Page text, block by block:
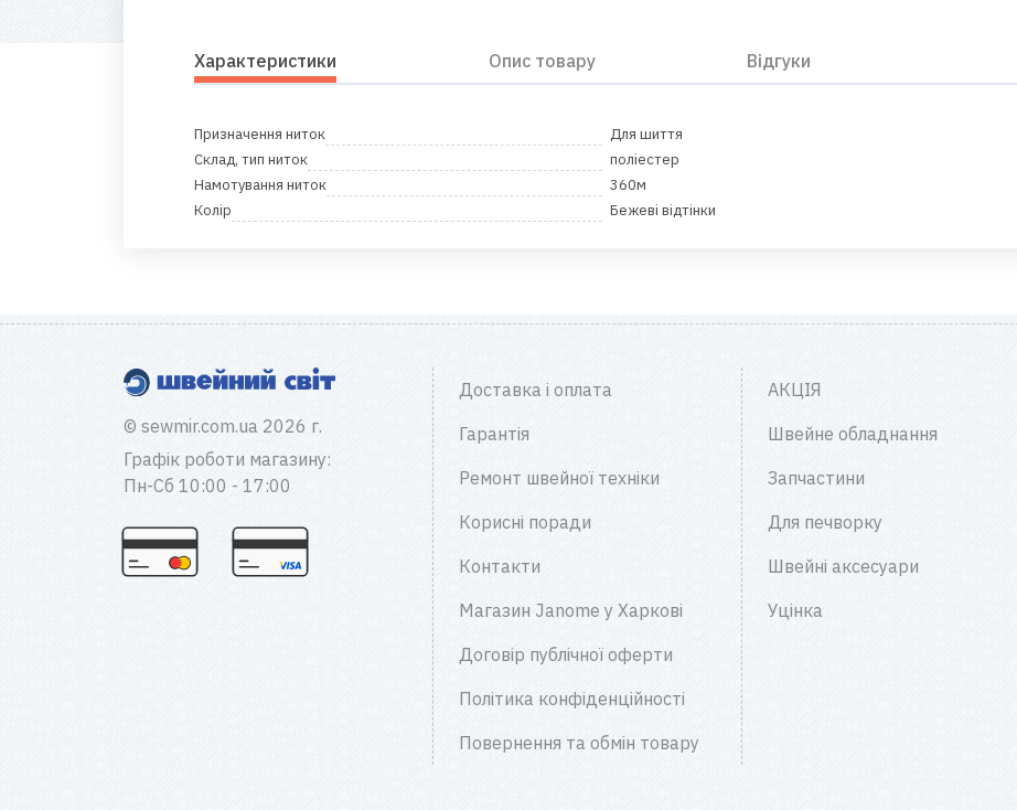
Характеристики Опис товару Відгуки
Призначення ниток
Для шиття
Склад, тип ниток
поліестер
Намотування ниток
360м
Колір
Бежеві відтінки
© sewmir.com.ua 2026 г.
Графік роботи магазину:
Пн-Сб 10:00 - 17:00
Доставка і оплата
Гарантія
Ремонт швейної техніки
Корисні поради
Контакти
Магазин Janome у Харкові
Договір публічної оферти
Політика конфіденційності
Повернення та обмін товару
АКЦІЯ
Швейне обладнання
Запчастини
Для печворку
Швейні аксесуари
Уцінка